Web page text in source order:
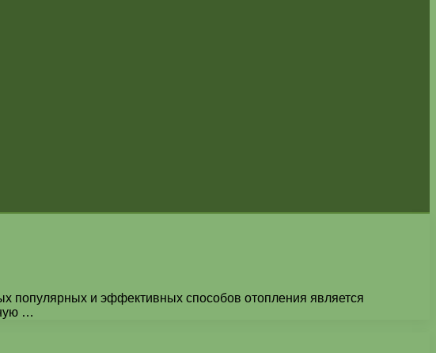
популярных и эффективных способов отопления является
…